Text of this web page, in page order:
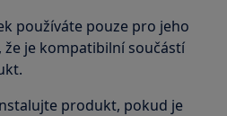
používáte pouze pro jeho
že je kompatibilní součástí
produkt, pokud je